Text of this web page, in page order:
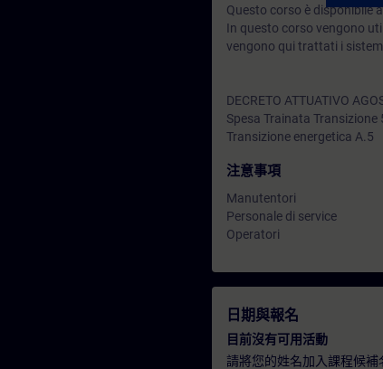
Questo corso è disponibile
In questo corso vengono
vengono qui trattati i
DECRETO ATTUATIVO
Spesa Trainata Transizione
Transizione energetica A.5
注意事項
Manutentori
Personale di service
Operatori
日期與報名
目前沒有可用活動
請將您的姓名加入課程候